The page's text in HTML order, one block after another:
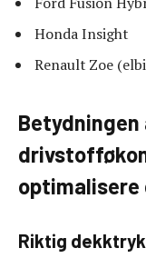
Honda Insight
Renault Zoe
optimalisere
Riktig